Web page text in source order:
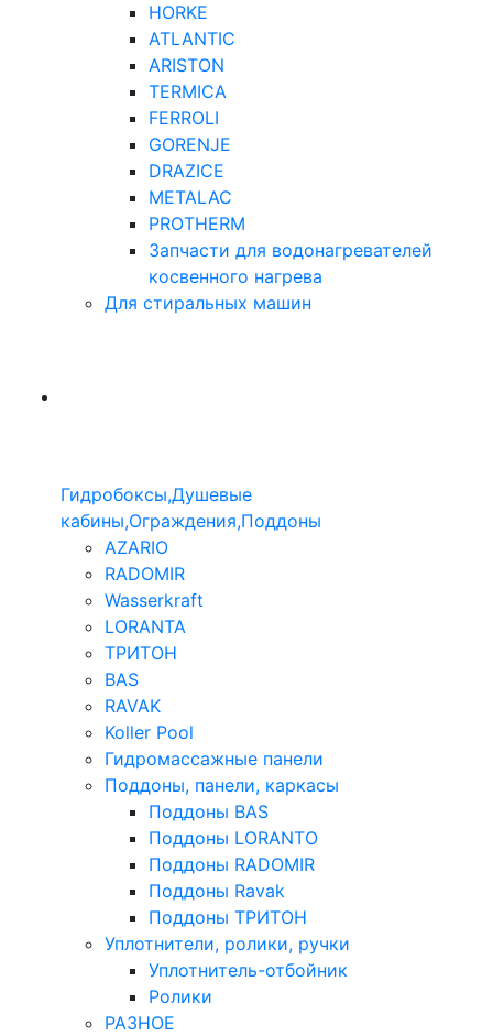
HORKE
ATLANTIC
ARISTON
TERMICA
FERROLI
GORENJE
DRAZICE
METALAC
PROTHERM
Запчасти для водонагревателей
косвенного нагрева
Для стиральных машин
Гидробоксы,Душевые
кабины,Ограждения,Поддоны
AZARIO
RADOMIR
Wasserkraft
LORANTA
ТРИТОН
BAS
RAVAK
Koller Pool
Гидромассажные панели
Поддоны, панели, каркасы
Поддоны BAS
Поддоны LORANTO
Поддоны RADOMIR
Поддоны Ravak
Поддоны ТРИТОН
Уплотнители, ролики, ручки
Уплотнитель-отбойник
Ролики
РАЗНОЕ